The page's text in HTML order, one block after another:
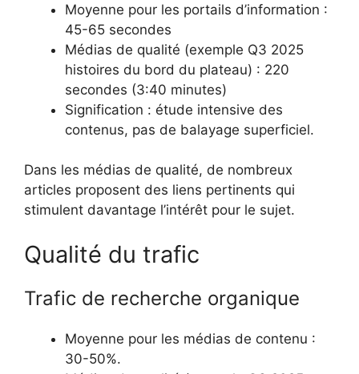
Moyenne pour les portails d’information :
45-65 secondes
Médias de qualité (exemple Q3 2025
histoires du bord du plateau) : 220
secondes (3:40 minutes)
Signification : étude intensive des
contenus, pas de balayage superficiel.
Dans les médias de qualité, de nombreux
articles proposent des liens pertinents qui
stimulent davantage l’intérêt pour le sujet.
Qualité du trafic
Trafic de recherche organique
Moyenne pour les médias de contenu :
30-50%.